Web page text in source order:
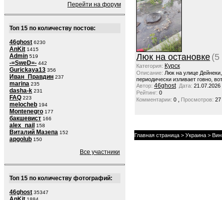
Перейти на форум
Топ 15 по количеству постов:
46ghost 6230
AnKit 1415
Admin 519
-=SweD=- 442
Gurickaya13 356
Иван_Правдин 237
marina 235
dasha-k 231
FAQ 223
melocheb 194
Montenegro 177
бакшевист 166
alex_nail 158
Виталий Мазепа 152
apgolub 150
Все участники
Топ 15 по количеству фотографий:
46ghost 35347
Люк на остановке (5
Категория: Курск
Описание: Люк на улице
периодически изливает говно,
Автор: 46ghost Дата: 21.07.2026
Рейтинг: 0
Комментарии: 0 , Просмотров: 27
Главная страница > Украина >